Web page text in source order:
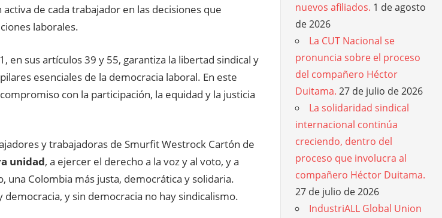
de cada trabajador en las decisiones que
laborales.
en sus artículos 39 y 55, garantiza la libertad sindical y
esenciales de la democracia laboral. En este
con la participación, la equidad y la justicia
y trabajadoras de Smurfit Westrock Cartón de
unidad, a ejercer el derecho a la voz y al voto, y a
una Colombia más justa, democrática y solidaria.
y sin democracia no hay sindicalismo.
nuevos afiliados. 1 de agosto
de 2026
La CUT Nacional se
pronuncia sobre el proceso
del compañero Héctor
Duitama. 27 de julio de 2026
La solidaridad sindical
internacional continúa
creciendo, dentro del
proceso que involucra al
compañero Héctor Duitama.
27 de julio de 2026
IndustriALL Global Union